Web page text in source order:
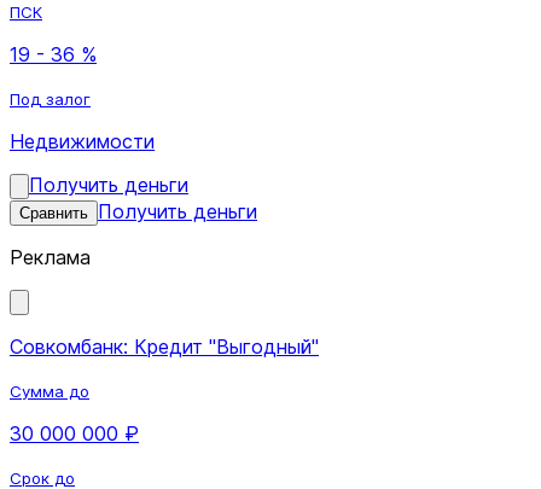
ПСК
19 - 36 %
Под залог
Недвижимости
Получить деньги
Сравнить Получить деньги
Реклама
Совкомбанк: Кредит "Выгодный"
Сумма до
30 000 000 ₽
Срок до